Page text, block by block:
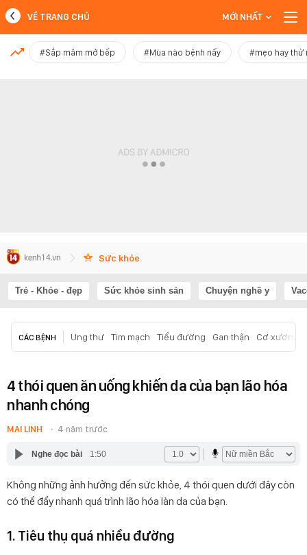
MỚI NHẤT
VỀ TRANG CHỦ MỚI NHẤT
#Sắp mâm mở bếp #Mùa nào bệnh nấy #mẹo hay thử
Sức khỏe
Trẻ - Khỏe - đẹp Sức khỏe sinh sản Chuyện nghề y
CÁC BỆNH Ung thư Tim mạch Tiểu đường Gan thận Cơ xương
4 thói quen ăn uống khiến da của bạn lão hóa
nhanh chóng
MAI LINH 4 năm trước
Nghe đọc bài 1:50
Không những ảnh hưởng đến sức khỏe, 4 thói quen dưới đây còn
có thể đẩy nhanh quá trình lão hóa làn da của bạn.
1. Tiêu thụ quá nhiều đường